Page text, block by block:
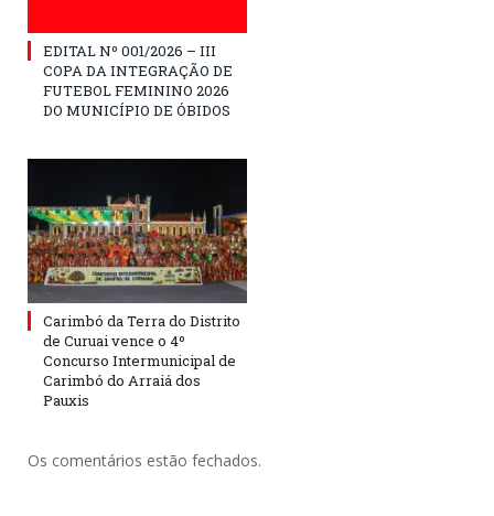
EDITAL Nº 001/2026 – III
COPA DA INTEGRAÇÃO DE
FUTEBOL FEMININO 2026
DO MUNICÍPIO DE ÓBIDOS
Carimbó da Terra do Distrito
de Curuai vence o 4º
Concurso Intermunicipal de
Carimbó do Arraiá dos
Pauxis
Os comentários estão fechados.